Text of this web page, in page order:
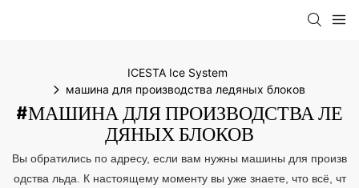
ICESTA Ice System
машина для производства ледяных блоков
#МАШИНА ДЛЯ ПРОИЗВОДСТВА ЛЕ
ДЯНЫХ БЛОКОВ
Вы обратились по адресу, если вам нужны машины для произв
одства льда. К настоящему моменту вы уже знаете, что всё, чт